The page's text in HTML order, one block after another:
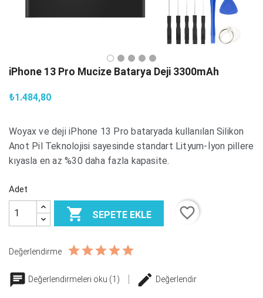
iPhone 13 Pro Mucize Batarya Deji 3300mAh
₺1.484,80
Woyax ve deji iPhone 13 Pro bataryada kullanılan Silikon
Anot Pil Teknolojisi sayesinde standart Lityum-İyon pillere
kıyasla en az %30 daha fazla kapasite.
Adet
 SEPETE EKLE favorite_border
Değerlendirme
Değerlendirmeleri oku (1) Değerlendir